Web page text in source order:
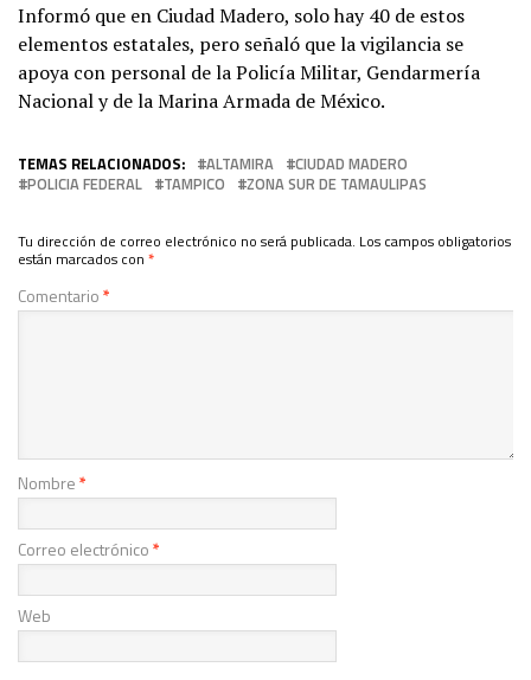
Informó que en Ciudad Madero, solo hay 40 de estos
elementos estatales, pero señaló que la vigilancia se
apoya con personal de la Policía Militar, Gendarmería
Nacional y de la Marina Armada de México.
TEMAS RELACIONADOS: ALTAMIRA
CIUDAD MADERO
POLICIA FEDERAL
TAMPICO ZONA SUR DE TAMAULIPAS
Tu dirección de correo electrónico no será publicada. Los campos obligatorios
están marcados con *
Comentario*
Nombre*
Correo electrónico*
Web